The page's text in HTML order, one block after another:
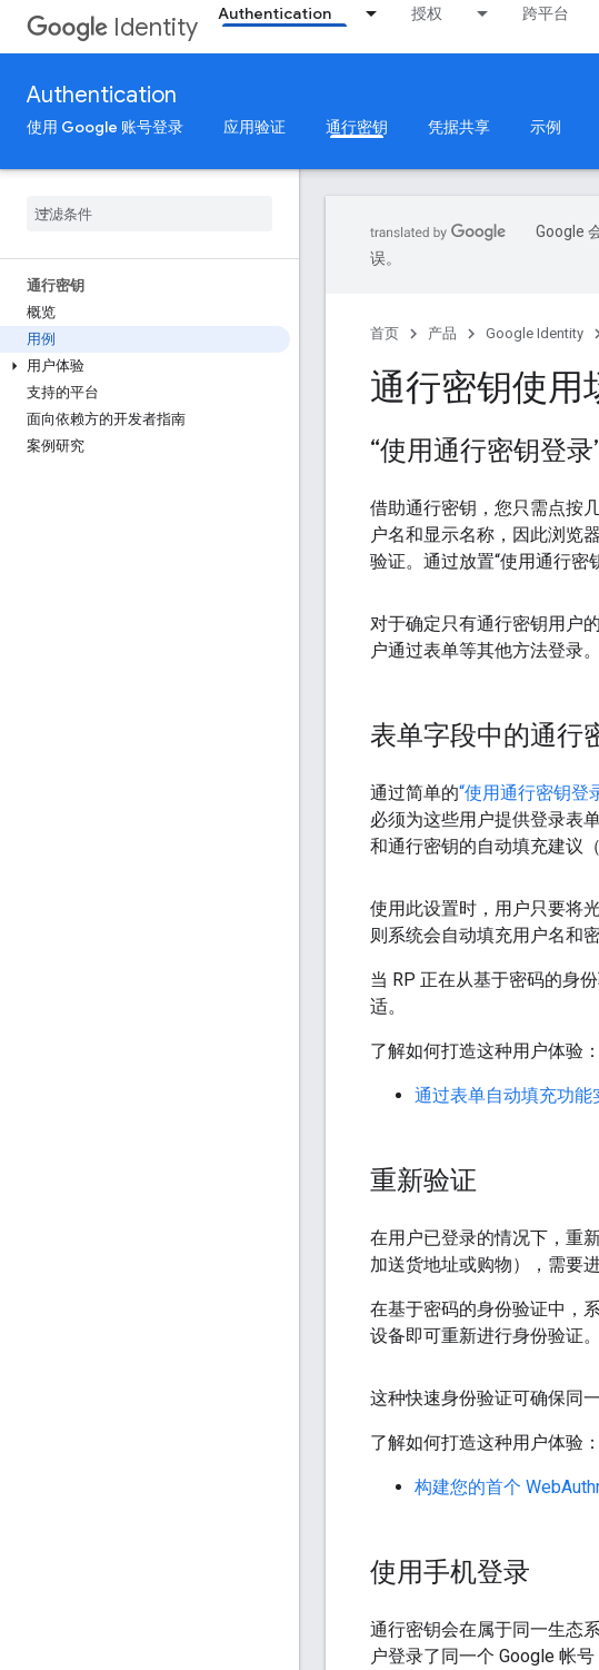
Identity Authentication 授权 跨平台
Authentication
使用 Google 账号登录 应用验证 通行密钥 凭据共享 示例
通行密钥
概览
用例
用户体验
支持的平台
面向依赖方的开发者指南
案例研究
Google
误。
首页 产品 Google Identity
通行密钥使用
“使用通行密钥登录
借助通行密钥，您只需点按
户名和显示名称，因此浏览
验证。通过放置“使用通行密
对于确定只有通行密钥用户
户通过表单等其他方法登录
表单字段中的通行
通过简单的“使用通行密钥登
必须为这些用户提供登录表
和通行密钥的自动填充建议
使用此设置时，用户只要将
则系统会自动填充用户名和
当 RP 正在从基于密码的身
适。
了解如何打造这种用户体验：
通过表单自动填充功能
重新验证
在用户已登录的情况下，重
加送货地址或购物），需要
在基于密码的身份验证中，
设备即可重新进行身份验证。
这种快速身份验证可确保同
了解如何打造这种用户体验：
构建您的首个
使用手机登录
通行密钥会在属于同一生态
户登录了同一个 Google 帐